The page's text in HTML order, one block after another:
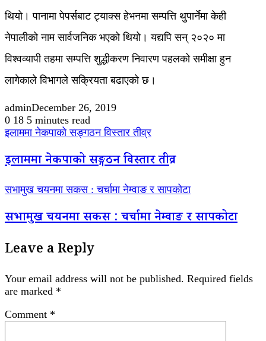
थियो। पानामा पेपर्सबाट ट्याक्स हेभनमा सम्पत्ति थुपार्नेमा केही
नेपालीको नाम सार्वजनिक भएको थियो। यद्यपि सन् २०२० मा
विश्वव्यापी तहमा सम्पत्ति शुद्धीकरण निवारण पहलको समीक्षा हुन
लागेकाले विभागले सक्रियता बढाएको छ।
adminDecember 26, 2019
0 18 5 minutes read
इलाममा नेकपाको सङ्गठन विस्तार तीव्र
इलाममा नेकपाको सङ्गठन विस्तार तीव्र
सभामुख चयनमा सकस : चर्चामा नेम्वाङ र सापकोटा
सभामुख चयनमा सकस : चर्चामा नेम्वाङ र सापकोटा
Leave a Reply
Your email address will not be published. Required fields
are marked *
Comment *